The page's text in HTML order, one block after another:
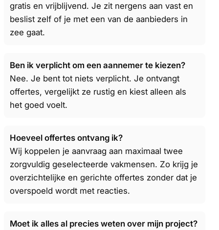
gratis en vrijblijvend. Je zit nergens aan vast en
beslist zelf of je met een van de aanbieders in
zee gaat.
Ben ik verplicht om een aannemer te kiezen?
Nee. Je bent tot niets verplicht. Je ontvangt
offertes, vergelijkt ze rustig en kiest alleen als
het goed voelt.
Hoeveel offertes ontvang ik?
Wij koppelen je aanvraag aan maximaal twee
zorgvuldig geselecteerde vakmensen. Zo krijg je
overzichtelijke en gerichte offertes zonder dat je
overspoeld wordt met reacties.
Moet ik alles al precies weten over mijn project?